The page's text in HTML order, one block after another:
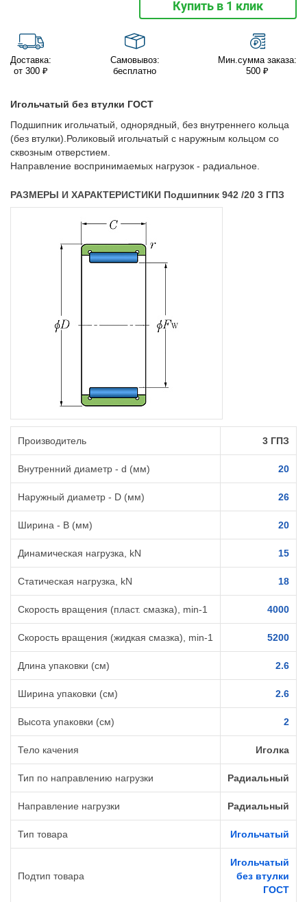
Купить в 1 клик
Доставка:
от 300 ₽
Самовывоз:
бесплатно
Мин.сумма заказа:
500 ₽
Игольчатый без втулки ГОСТ
Подшипник игольчатый, однорядный, без внутреннего кольца
(без втулки).Роликовый игольчатый с наружным кольцом со
сквозным отверстием.
Направление воспринимаемых нагрузок - радиальное.
РАЗМЕРЫ И ХАРАКТЕРИСТИКИ Подшипник 942 /20 3 ГПЗ
Производитель 3 ГПЗ
Внутренний диаметр - d (мм) 20
Наружный диаметр - D (мм) 26
Ширина - B (мм) 20
Динамическая нагрузка, kN 15
Статическая нагрузка, kN 18
Скорость вращения (пласт. смазка), min-1 4000
Скорость вращения (жидкая смазка), min-1 5200
Длина упаковки (см) 2.6
Ширина упаковки (см) 2.6
Высота упаковки (см) 2
Тело качения Иголка
Тип по направлению нагрузки Радиальный
Направление нагрузки Радиальный
Тип товара Игольчатый
Подтип товара
Игольчатый
без втулки
ГОСТ